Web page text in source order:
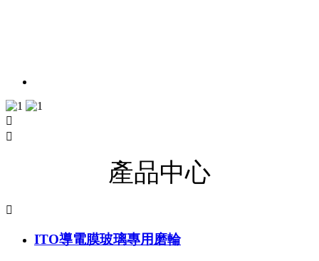


產品中心

ITO導電膜玻璃專用磨輪